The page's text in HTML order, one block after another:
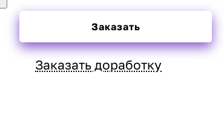
Заказать
Заказать доработку